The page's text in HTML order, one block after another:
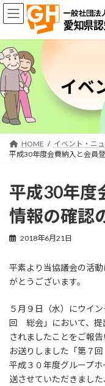
コ
ン
ン
ツ
へ
ス
キ
ッ
プ
ナ
ビ
ー
シ
ョ
ン
に
移
動
イベ
HOME
イベント・ニ
平成30年度会費納入と会員
平成30年度
情報の確認
2018年6月21日
平素より当協議会の活
がとうございます。
５月９日（水）にウイ
回 総会」において、提
されましたことをご報
お送りしました「第７
平成３０年度グループ
送させていただきまし